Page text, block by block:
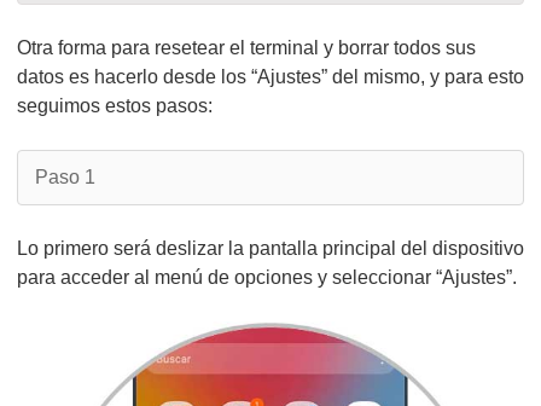
Otra forma para resetear el terminal y borrar todos sus
datos es hacerlo desde los “Ajustes” del mismo, y para esto
seguimos estos pasos:
Paso 1
Lo primero será deslizar la pantalla principal del dispositivo
para acceder al menú de opciones y seleccionar “Ajustes”.